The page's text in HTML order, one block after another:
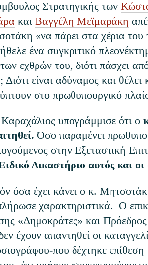
Στρατηγικής των
και Βαγγέλη Μεϊμαράκη
«να πάρει στα χέρια
ήθελε ένα συγκριτικό
εχθρών του, διότι πάσχει
Διότι είναι αδύναμος και
στο πρωθυπουργικό
υπογράμμισε ότι ο
Όσο παραμένει
στην Εξεταστική
Δικαστήριο αυτός και οι
όσα έχει κάνει ο κ.
χαρακτηριστικά. Ο
«Δημοκράτες» και
έχουν απαντηθεί οι
που δέχτηκε